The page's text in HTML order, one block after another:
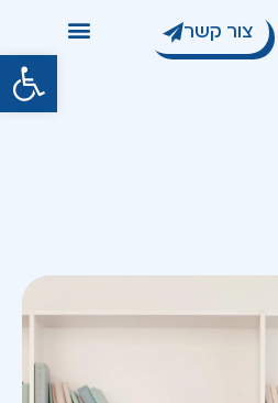
פתח
צור קשר